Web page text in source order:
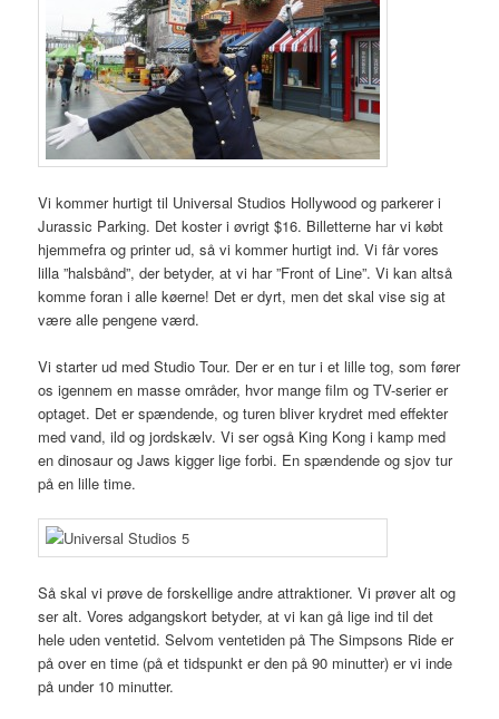
Vi kommer hurtigt til Universal Studios Hollywood og parkerer i
Jurassic Parking. Det koster i øvrigt $16. Billetterne har vi købt
hjemmefra og printer ud, så vi kommer hurtigt ind. Vi får vores
lilla ”halsbånd”, der betyder, at vi har ”Front of Line”. Vi kan altså
komme foran i alle køerne! Det er dyrt, men det skal vise sig at
være alle pengene værd.
Vi starter ud med Studio Tour. Der er en tur i et lille tog, som fører
os igennem en masse områder, hvor mange film og TV-serier er
optaget. Det er spændende, og turen bliver krydret med effekter
med vand, ild og jordskælv. Vi ser også King Kong i kamp med
en dinosaur og Jaws kigger lige forbi. En spændende og sjov tur
på en lille time.
Så skal vi prøve de forskellige andre attraktioner. Vi prøver alt og
ser alt. Vores adgangskort betyder, at vi kan gå lige ind til det
hele uden ventetid. Selvom ventetiden på The Simpsons Ride er
på over en time (på et tidspunkt er den på 90 minutter) er vi inde
på under 10 minutter.